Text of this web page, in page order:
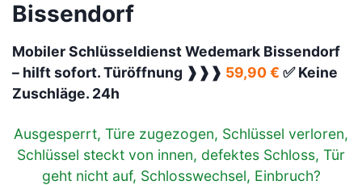
Bissendorf
Mobiler Schlüsseldienst Wedemark Bissendorf
– hilft sofort. Türöffnung ❱❱❱ 59,90 € ✅ Keine
Zuschläge. 24h
Ausgesperrt, Türe zugezogen, Schlüssel verloren,
Schlüssel steckt von innen, defektes Schloss, Tür
geht nicht auf, Schlosswechsel, Einbruch?